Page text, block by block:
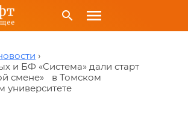
search menu
и БФ «Система» дали старт
смене» в Томском
университете